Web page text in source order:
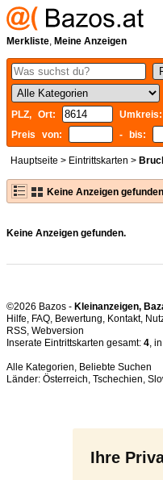
Ihre
Merkliste, Meine Anzeigen
PLZ, Ort: Umkreis:
Preis von:
- bis:
Hauptseite > Eintrittskarten >
Keine Anzeigen
Keine Anzeigen gefunden.
©2026 Bazos - Kleinanzeigen,
Hilfe, FAQ, Bewertung, Kontakt,
RSS,
Inserate Eintrittskarten gesamt: 4,
Alle Kategorien, Beliebte Suchen
Länder: Österreich, Tschechien,